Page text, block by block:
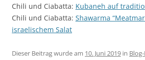
Chili und Ciabatta: Kubaneh auf
Chili und Ciabatta: Shawarma
israelischem Salat
Dieser Beitrag wurde am 10. Juni 2019 in